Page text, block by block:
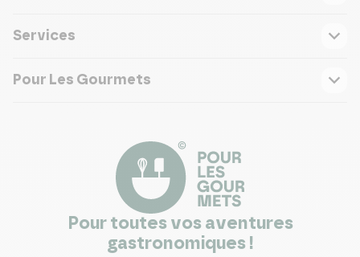
Services
Pour Les Gourmets
Pour toutes vos aventures
gastronomiques !